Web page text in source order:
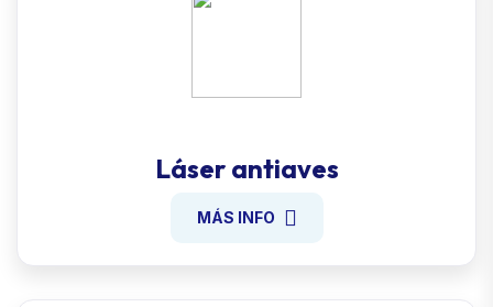
Láser antiaves
MÁS INFO